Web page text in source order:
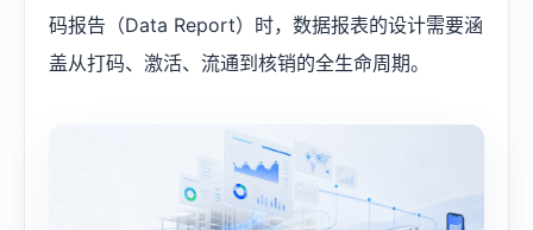
码报告（Data Report）时，数据报表的设计需要涵
盖从打码、激活、流通到核销的全生命周期。